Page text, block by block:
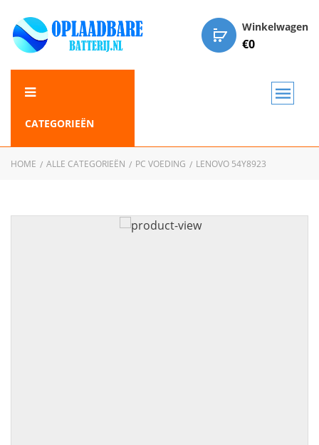
Winkelwagen
€0
CATEGORIEËN
HOME ALLE CATEGORIEËN PC VOEDING LENOVO 54Y8923